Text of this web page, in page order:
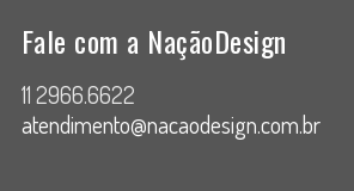
Fale com a NaçãoDesign
11 2966.6622
atendimento@nacaodesign.com.br